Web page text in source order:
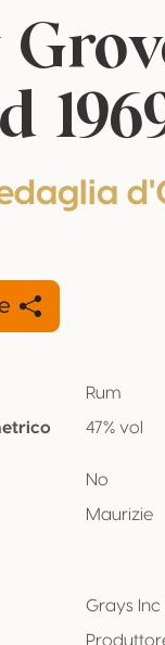
Rum
47% vol
No
Maurizie
Grays Inc